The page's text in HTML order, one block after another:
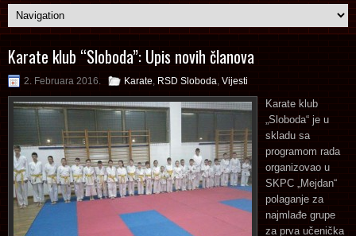
Karate klub “Sloboda”: Upis novih članova
2. Februara 2016. Karate RSD Sloboda Vijesti
Karate klub
„Sloboda“ je u
skladu sa
programom rada
organizovao u
SKPC „Mejdan“
polaganje za
najmlađe grupe
za prva učenička